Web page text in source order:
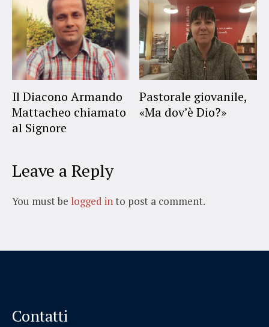
Il Diacono Armando
Mattacheo chiamato
al Signore
Pastorale giovanile,
«Ma dov’è Dio?»
Leave a Reply
You must be logged into post a comment.
Contatti